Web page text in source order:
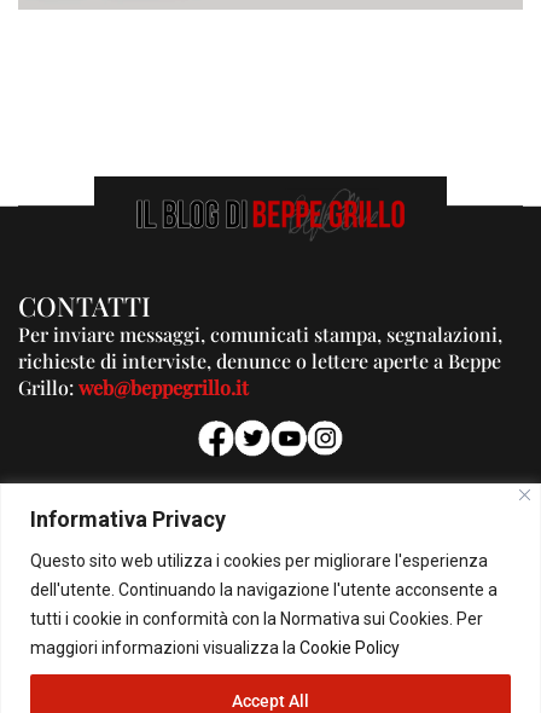
Informativa Privacy
Questo sito web utilizza i cookies per migliorare l'esperienza
dell'utente. Continuando la navigazione l'utente acconsente a
tutti i cookie in conformità con la Normativa sui Cookies. Per
maggiori informazioni visualizza la Cookie Policy
Accept All
CONTATTI
Per inviare messaggi, comunicati stampa, segnalazioni,
richieste di interviste, denunce o lettere aperte a Beppe
Grillo:web@beppegrillo.it
PUBBLICITA'
Per la tua pubblicità su questo Blog:
pubblicita@beppegrillo.it
© Copyright 2026 - Il Blog di Beppe Grillo. All Rights Reserved - Powered by